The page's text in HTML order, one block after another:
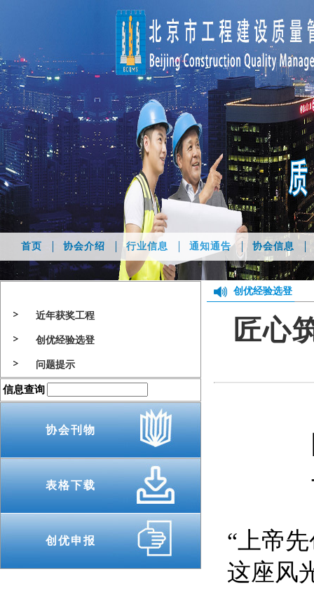
首页 协会介绍 行业信息 通知通告 协会信息
近年获奖工程
创优经验选登
问题提示
信息查询
协会刊物
表格下载
创优申报
创优经验选登
匠心
“上帝
这座风